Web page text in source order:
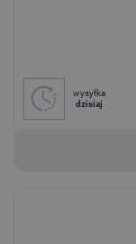
wysyłka
dzisiaj